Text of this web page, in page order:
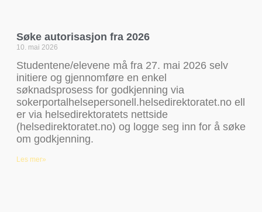
Søke autorisasjon fra 2026
10. mai 2026
Studentene/elevene må fra 27. mai 2026 selv
initiere og gjennomføre en enkel
søknadsprosess for godkjenning via
sokerportalhelsepersonell.helsedirektoratet.no ell
er via helsedirektoratets nettside
(helsedirektoratet.no) og logge seg inn for å søke
om godkjenning.
Les mer»